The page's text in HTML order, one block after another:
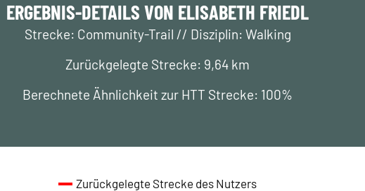
ERGEBNIS-DETAILS VON ELISABETH FRIEDL
Strecke: Community-Trail // Disziplin: Walking
Zurückgelegte Strecke: 9,64 km
Berechnete Ähnlichkeit zur HTT Strecke: 100%
Zurückgelegte Strecke des Nutzers